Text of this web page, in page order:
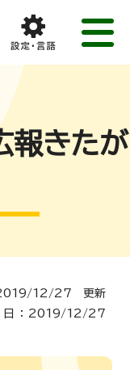
きたが
2019/12/27 更新
日 ： 2019/12/27